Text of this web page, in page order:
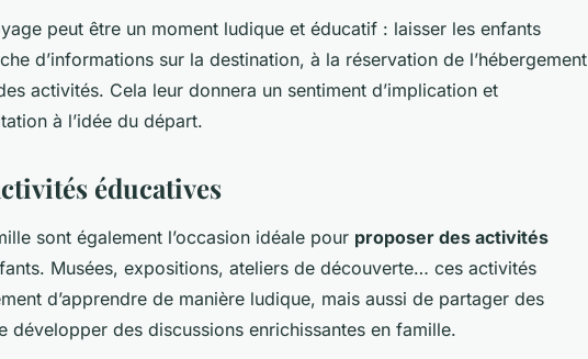
peut être un moment ludique et éducatif : laisser les enfants
d’informations sur la destination, à la réservation de l’hébergement
activités. Cela leur donnera un sentiment d’implication et
à l’idée du départ.
éducatives
sont également l’occasion idéale pour proposer des activités
Musées, expositions, ateliers de découverte… ces activités
d’apprendre de manière ludique, mais aussi de partager des
développer des discussions enrichissantes en famille.